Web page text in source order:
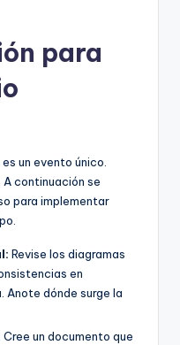
para
un evento único.
A continuación se
para implementar
Revise los diagramas
en
Anote dónde surge la
Cree un documento que